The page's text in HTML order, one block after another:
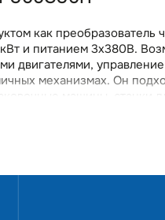
как
и питанием 3х380В.
двигателями,
механизмах. Он
машины, станки
кранового
управления, что
питания или